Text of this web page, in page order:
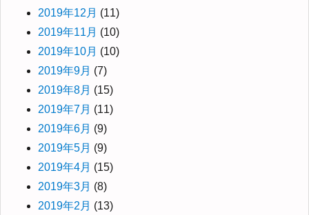
2019年12月 (11)
2019年11月 (10)
2019年10月 (10)
2019年9月 (7)
2019年8月 (15)
2019年7月 (11)
2019年6月 (9)
2019年5月 (9)
2019年4月 (15)
2019年3月 (8)
2019年2月 (13)